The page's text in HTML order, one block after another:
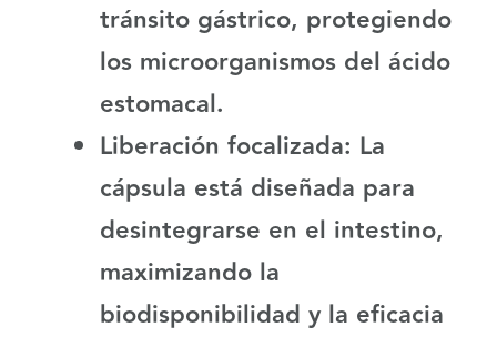
tránsito gástrico, protegiendo
los microorganismos del ácido
estomacal.
Liberación focalizada: La
cápsula está diseñada para
desintegrarse en el intestino,
maximizando la
biodisponibilidad y la eficacia